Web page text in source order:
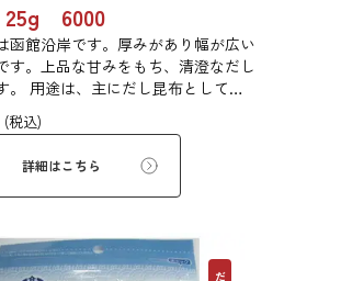
25g 6000
函館沿岸です。厚みがあり幅が広い
す。上品な甘みをもち、清澄なだし
。 用途は、主にだし昆布として利
、佃煮や塩昆布などに用いられま
(税込)
詳細はこちら